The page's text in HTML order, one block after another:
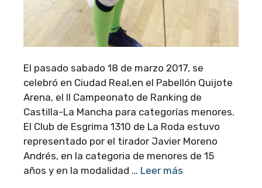
El pasado sabado 18 de marzo 2017, se
celebró en Ciudad Real,en el Pabellón Quijote
Arena, el II Campeonato de Ranking de
Castilla-La Mancha para categorías menores.
El Club de Esgrima 1310 de La Roda estuvo
representado por el tirador Javier Moreno
Andrés, en la categoria de menores de 15
años y en la modalidad … Leer más